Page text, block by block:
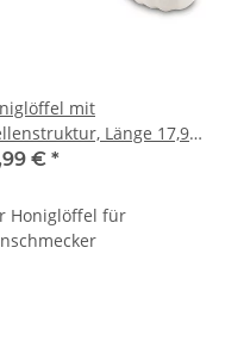
mit
Länge 17,9
Ø: 3,5 cm, Dekor 42
€ *
Honiglöffel für